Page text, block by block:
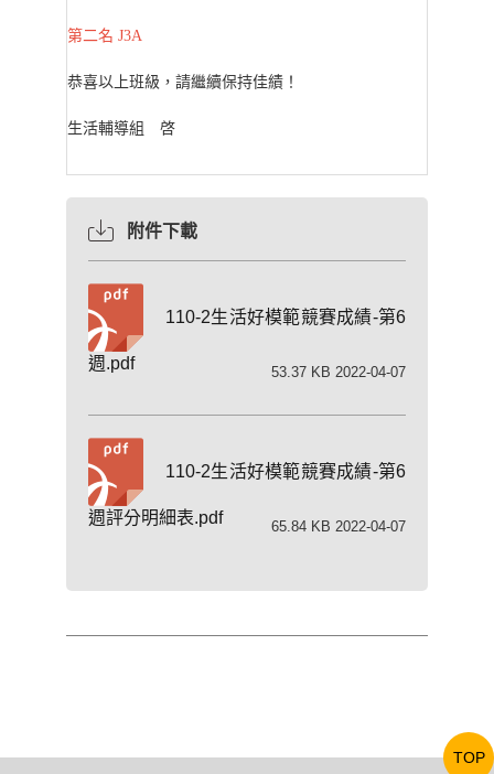
第二名 J3A
恭喜以上班級，請繼續保持佳績！
生活輔導組 啓
附件下載
110-2生活好模範競賽成績-第6
週.pdf 53.37 KB 2022-04-07
110-2生活好模範競賽成績-第6
週評分明細表.pdf 65.84 KB 2022-04-07
TOP